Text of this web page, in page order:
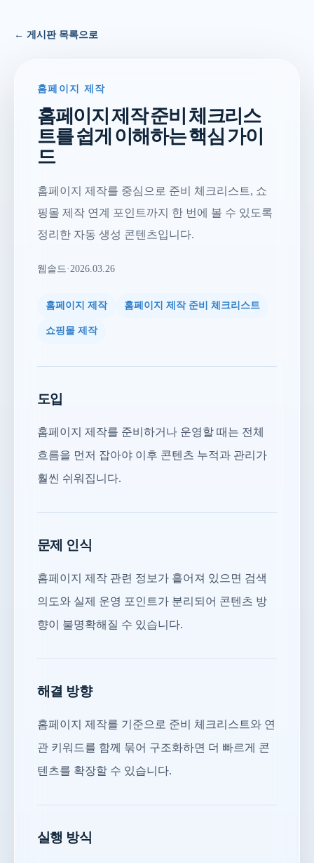
← 게시판 목록으로
홈페이지 제작
홈페이지 제작 준비 체크리스
트를 쉽게 이해하는 핵심 가이
드
홈페이지 제작를 중심으로 준비 체크리스트, 쇼
핑몰 제작 연계 포인트까지 한 번에 볼 수 있도록
정리한 자동 생성 콘텐츠입니다.
웹솔드·2026.03.26
홈페이지 제작 홈페이지 제작 준비 체크리스트
쇼핑몰 제작
도입
홈페이지 제작를 준비하거나 운영할 때는 전체
흐름을 먼저 잡아야 이후 콘텐츠 누적과 관리가
훨씬 쉬워집니다.
문제 인식
홈페이지 제작 관련 정보가 흩어져 있으면 검색
의도와 실제 운영 포인트가 분리되어 콘텐츠 방
향이 불명확해질 수 있습니다.
해결 방향
홈페이지 제작를 기준으로 준비 체크리스트와 연
관 키워드를 함께 묶어 구조화하면 더 빠르게 콘
텐츠를 확장할 수 있습니다.
실행 방식